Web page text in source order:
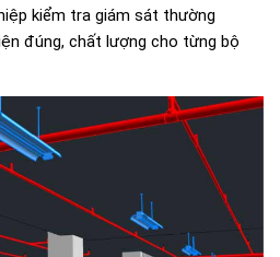
kiểm tra giám sát thường
đúng, chất lượng cho từng bộ